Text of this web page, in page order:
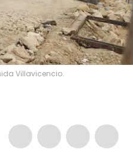
Villavicencio.